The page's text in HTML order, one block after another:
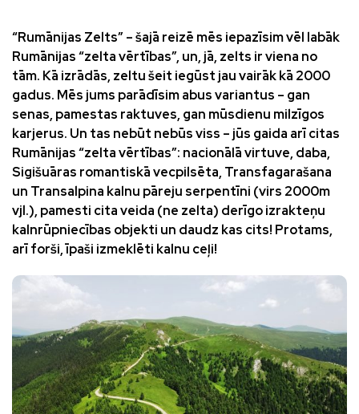
“Rumānijas Zelts” – šajā reizē mēs iepazīsim vēl labāk
Rumānijas “zelta vērtības”, un, jā, zelts ir viena no
tām. Kā izrādās, zeltu šeit iegūst jau vairāk kā 2000
gadus. Mēs jums parādīsim abus variantus – gan
senas, pamestas raktuves, gan mūsdienu milzīgos
karjerus. Un tas nebūt nebūs viss – jūs gaida arī citas
Rumānijas “zelta vērtības”: nacionālā virtuve, daba,
Sigišuāras romantiskā vecpilsēta, Transfagarašana
un Transalpina kalnu pāreju serpentīni (virs 2000m
vjl.), pamesti cita veida (ne zelta) derīgo izrakteņu
kalnrūpniecības objekti un daudz kas cits! Protams,
arī forši, īpaši izmeklēti kalnu ceļi!